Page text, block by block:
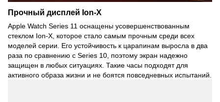
Прочный дисплей Ion-X
Apple Watch Series 11 оснащены усовершенствованным
стеклом Ion-X, которое стало самым прочным среди всех
моделей серии. Его устойчивость к царапинам выросла в два
раза по сравнению с Series 10, поэтому экран надежно
защищен в любых ситуациях. Такие часы подходят для
активного образа жизни и не боятся повседневных испытаний.